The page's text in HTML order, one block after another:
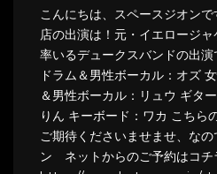
こんにちは、スペースジオン
店の出演は！元・イエロージ
率いるデュークスバンドの出演
ドラム＆男性ボーカル：オズ
＆男性ボーカル：リュウ ギタ
りん キーボード：ワカ こちら
ご期待くださいませませ、な
ン ネットからのご予約はコチ